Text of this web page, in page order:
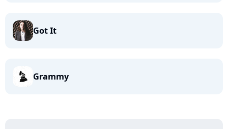
Got It
Grammy